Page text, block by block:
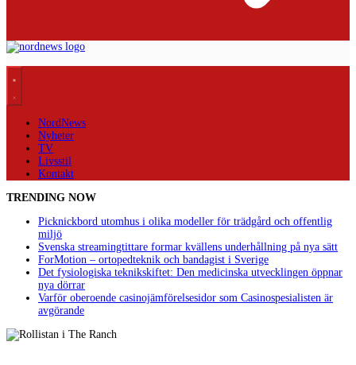
NordNews
Nyheter
TV
Livsstil
Kontakt
TRENDING NOW
Picknickbord utomhus i olika modeller för trädgård och offentlig
miljö
Svenska streamingtittare formar kvällens underhållning på nya sätt
ForMotion – ortopedteknik och bandagist i Sverige
Det fysiologiska teknikskiftet: Den medicinska utvecklingen öppnar
nya dörrar
Varför oberoende casinojämförelsesidor som Casinospesialisten är
avgörande